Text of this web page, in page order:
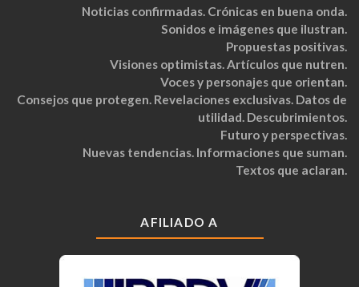
Noticias confirmadas. Crónicas en buena onda.
Sonidos e imágenes que ilustran.
Propuestas positivas.
Visiones optimistas. Artículos que nutren.
Voces y personajes que orientan.
Consejos que protegen. Revelaciones exclusivas. Datos de
utilidad. Descubrimientos.
Futuro y perspectivas.
Nuevas tendencias. Informaciones que suman.
Textos que aclaran.
AFILIADO A